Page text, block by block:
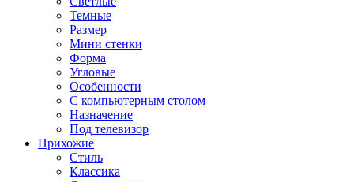
Темные
Размер
Мини стенки
Форма
Угловые
Особенности
С компьютерным столом
Назначение
Под телевизор
Прихожие
Стиль
Классика